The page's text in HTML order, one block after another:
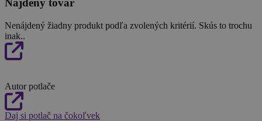
Nájdený tovar
Nenájdený žiadny produkt podľa zvolených kritérií. Skús to trochu
inak..
Autor potlače
Daj si potlač na čokoľvek